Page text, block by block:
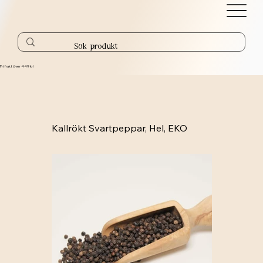
Fri frakt över 449 kr!
Kallrökt Svartpeppar, Hel, EKO